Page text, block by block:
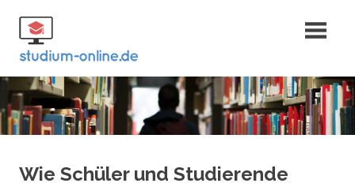
Inhalt
springen
Fernstudium
und Bachelor
Wie Schüler und Studierende